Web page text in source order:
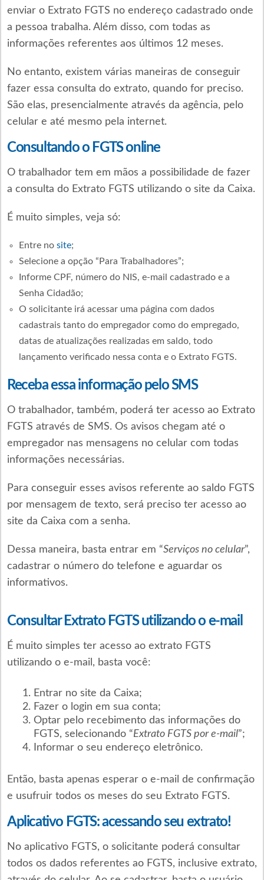
enviar o Extrato FGTS no endereço cadastrado onde
a pessoa trabalha. Além disso, com todas as
informações referentes aos últimos 12 meses.
No entanto, existem várias maneiras de conseguir
fazer essa consulta do extrato, quando for preciso.
São elas, presencialmente através da agência, pelo
celular e até mesmo pela internet.
Consultando o FGTS online
O trabalhador tem em mãos a possibilidade de fazer
a consulta do Extrato FGTS utilizando o site da Caixa.
É muito simples, veja só:
Entre no site;
Selecione a opção “Para Trabalhadores”;
Informe CPF, número do NIS, e-mail cadastrado e a
Senha Cidadão;
O solicitante irá acessar uma página com dados
cadastrais tanto do empregador como do empregado,
datas de atualizações realizadas em saldo, todo
lançamento verificado nessa conta e o Extrato FGTS.
Receba essa informação pelo SMS
O trabalhador, também, poderá ter acesso ao Extrato
FGTS através de SMS. Os avisos chegam até o
empregador nas mensagens no celular com todas
informações necessárias.
Para conseguir esses avisos referente ao saldo FGTS
por mensagem de texto, será preciso ter acesso ao
site da Caixa com a senha.
Dessa maneira, basta entrar em “Serviços no celular”,
cadastrar o número do telefone e aguardar os
informativos.
Consultar Extrato FGTS utilizando o e-mail
É muito simples ter acesso ao extrato FGTS
utilizando o e-mail, basta você:
Entrar no site da Caixa;
Fazer o login em sua conta;
Optar pelo recebimento das informações do
FGTS, selecionando “Extrato FGTS por e-mail”;
Informar o seu endereço eletrônico.
Então, basta apenas esperar o e-mail de confirmação
e usufruir todos os meses do seu Extrato FGTS.
Aplicativo FGTS: acessando seu extrato!
No aplicativo FGTS, o solicitante poderá consultar
todos os dados referentes ao FGTS, inclusive extrato,